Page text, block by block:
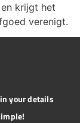
krijgt het
verenigt.
your details